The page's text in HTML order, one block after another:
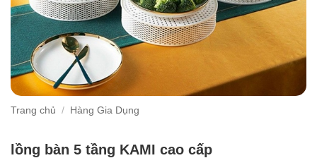
Trang chủ / Hàng Gia Dụng
lồng bàn 5 tầng KAMI cao cấp